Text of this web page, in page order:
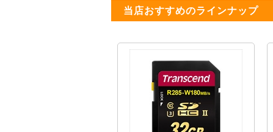
当店おすすめのラインナップ